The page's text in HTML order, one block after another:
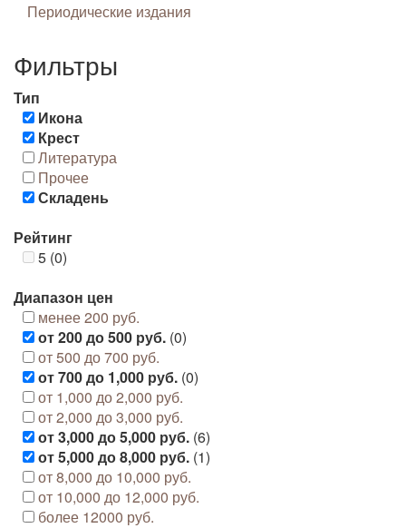
Периодические издания
Фильтры
Тип
Икона
Крест
Литература
Прочее
Складень
Рейтинг
5 (0)
Диапазон цен
менее 200 руб.
от 200 до 500 руб. (0)
от 500 до 700 руб.
от 700 до 1,000 руб. (0)
от 1,000 до 2,000 руб.
от 2,000 до 3,000 руб.
от 3,000 до 5,000 руб. (6)
от 5,000 до 8,000 руб. (1)
от 8,000 до 10,000 руб.
от 10,000 до 12,000 руб.
более 12000 руб.